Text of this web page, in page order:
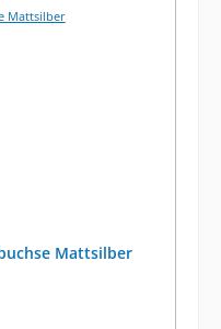
Mattsilber